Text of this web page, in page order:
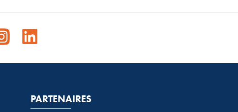
PARTENAIRES